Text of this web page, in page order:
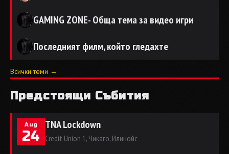
GAMING ZONE- Обща тема за видео игри
Последният филм, който гледахте
Всички теми →
Предстоящи Събития
Aug
24
TNA Lockdown
Credit Union 1, Чикаго, Илинойс